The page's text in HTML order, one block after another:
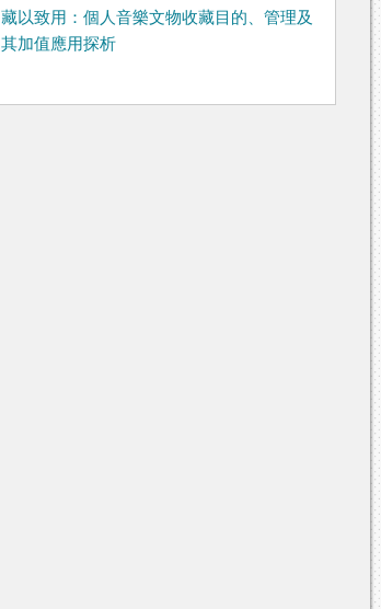
藏以致用：個人音樂文物收藏目的、管理及
其加值應用探析